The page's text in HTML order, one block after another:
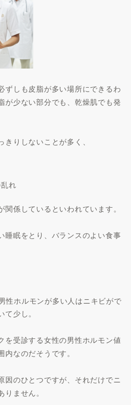
ずしも皮脂が多い場所にできるわ
が少ない部分でも、乾燥肌でも発
りしないことが多く、
れ
係しているといわれています。
睡眠をとり、バランスのよい食事
性ホルモンが多い人はニキビがで
少し。
を受診する女性の男性ホルモン値
なのだそうです。
因のひとつですが、それだけでニ
ません。